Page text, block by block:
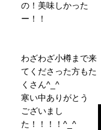
の！美味しかった
ー！！
わざわざ小樽まで来
てくださった方もた
くさん^_^
寒い中ありがとう
ございまし
た！！！！^_^